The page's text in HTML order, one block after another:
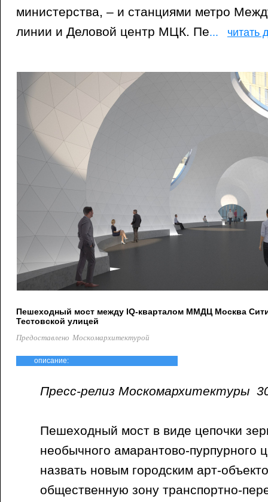
министерства, – и станциями метро
линии и Деловой центр МЦК. Пе... читать
Пешеходный мост между IQ-кварталом ММДЦ Москва
Тестовской улицей
Предоставлено Москомархитектурой
описание:
Пресс-релиз Москомархитектуры
Пешеходный мост в виде цепочки
необычного амарантово-пурпурного
назвать новым городским арт-
общественную зону транспортно-